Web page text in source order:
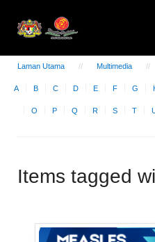
Laman Utama Multimedia
A B C D E F G
O P Q R S T
Items tagged